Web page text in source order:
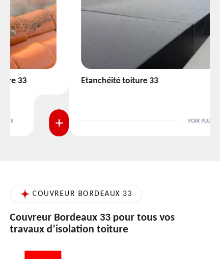
Etanchéité toiture 33
VOIR PLUS
COUVREUR BORDEAUX 33
Couvreur Bordeaux 33 pour tous vos
travaux d’isolation toiture